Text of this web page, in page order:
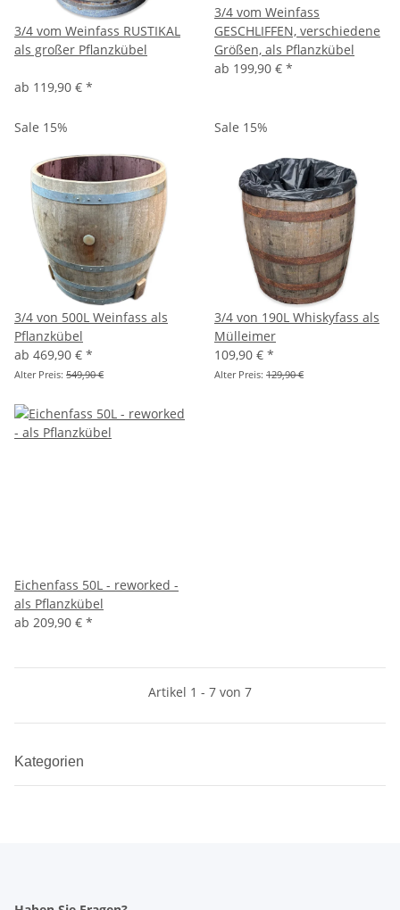
3/4 vom Weinfass RUSTIKAL
als großer Pflanzkübel
ab 119,90 € *
3/4 vom Weinfass
GESCHLIFFEN, verschiedene
Größen, als Pflanzkübel
ab 199,90 € *
Sale 15%
3/4 von 500L Weinfass als
Pflanzkübel
ab 469,90 € *
Alter Preis: 549,90 €
Sale 15%
3/4 von 190L Whiskyfass als
Mülleimer
109,90 € *
Alter Preis: 129,90 €
Eichenfass 50L - reworked -
als Pflanzkübel
ab 209,90 € *
Artikel 1 - 7 von 7
Kategorien